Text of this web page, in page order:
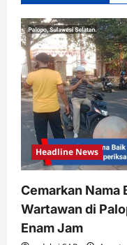
Headline News
Cemarkan Nama
Wartawan di
Enam Jam